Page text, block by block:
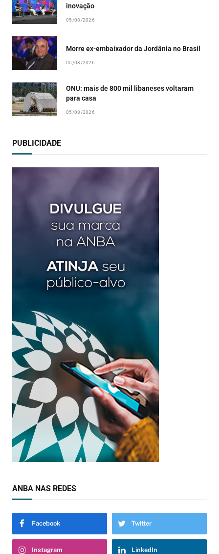
inovação
05/08/2026
Morre ex-embaixador da Jordânia no Brasil
05/08/2026
ONU: mais de 800 mil libaneses voltaram
para casa
05/08/2026
PUBLICIDADE
ANBA NAS REDES
Facebook Twitter
Instagram LinkedIn